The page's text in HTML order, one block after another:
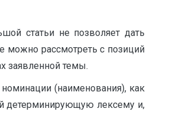
статьи не позволяет дать
можно рассмотреть с позиций
заявленной темы.
(наименования), как
детерминирующую лексему и,